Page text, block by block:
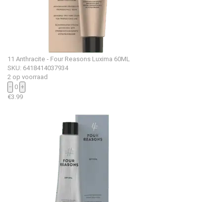
11 Anthracite - Four Reasons Luxima 60ML
SKU: 6418414037934
2 op voorraad
− 0 +
€3.99